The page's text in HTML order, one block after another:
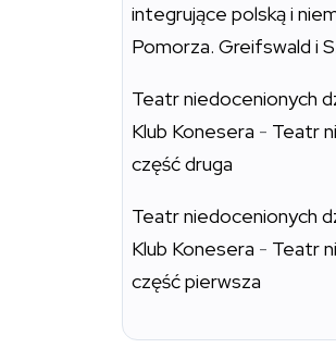
integrujące polską i
Pomorza. Greifswald i
Teatr niedocenionych
Klub Konesera - Teatr
część druga
Teatr niedocenionych
Klub Konesera - Teatr
część pierwsza